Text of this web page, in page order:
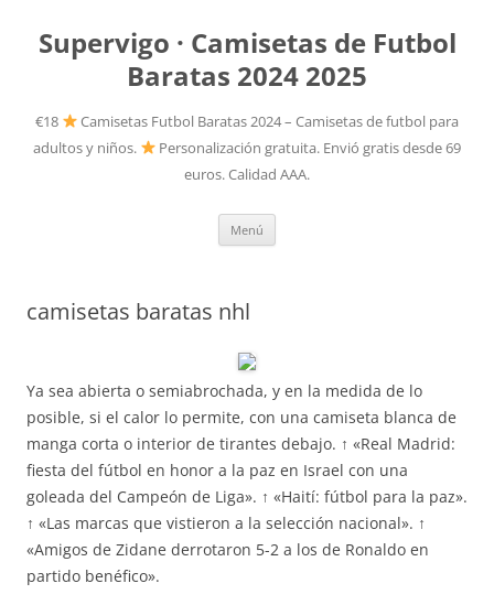
Supervigo · Camisetas de Futbol
Baratas 2024 2025
€18
Camisetas Futbol Baratas 2024 – Camisetas de futbol para
adultos y niños.
Personalización gratuita. Envió gratis desde 69
euros. Calidad AAA.
Menú
camisetas baratas nhl
Ya sea abierta o semiabrochada, y en la medida de lo
posible, si el calor lo permite, con una camiseta blanca de
manga corta o interior de tirantes debajo. ↑ «Real Madrid:
fiesta del fútbol en honor a la paz en Israel con una
goleada del Campeón de Liga». ↑ «Haití: fútbol para la paz».
↑ «Las marcas que vistieron a la selección nacional». ↑
«Amigos de Zidane derrotaron 5-2 a los de Ronaldo en
partido benéfico».